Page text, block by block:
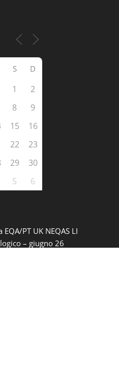
S D
1
2
8
9
15
16
22
23
29
30
5 6
PT UK NEQAS LI
– giugno 26